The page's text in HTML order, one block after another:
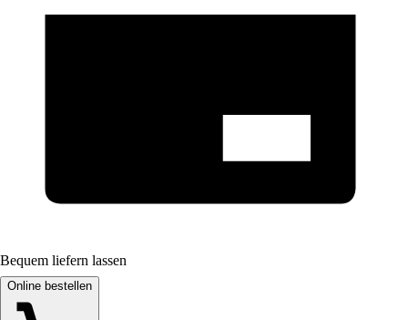
Bequem liefern lassen
Online bestellen